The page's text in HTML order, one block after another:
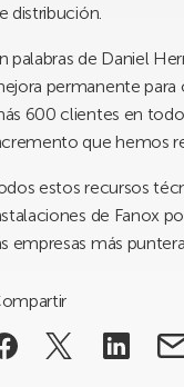
distribución.
palabras de Daniel
permanente
600 clientes en
que hemos
estos recursos
de Fanox
empresas más